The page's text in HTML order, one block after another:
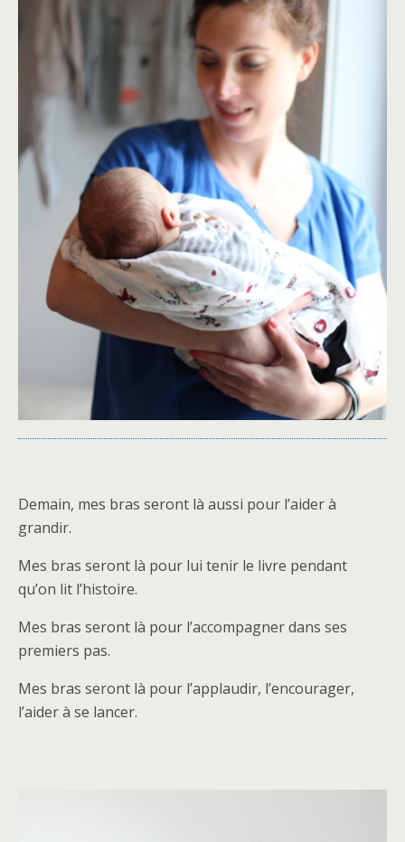
Demain, mes bras seront là aussi pour l’aider à
grandir.
Mes bras seront là pour lui tenir le livre pendant
qu’on lit l’histoire.
Mes bras seront là pour l’accompagner dans ses
premiers pas.
Mes bras seront là pour l’applaudir, l’encourager,
l’aider à se lancer.